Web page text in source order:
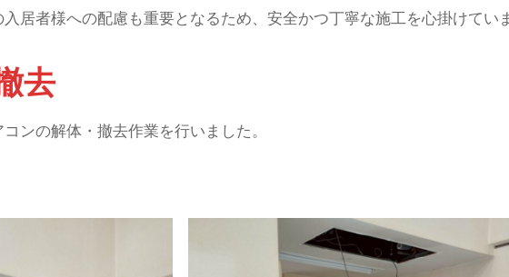
居者様への配慮も重要となるため、安全かつ丁寧な施工を心掛けてい
去
ンの解体・撤去作業を行いました。